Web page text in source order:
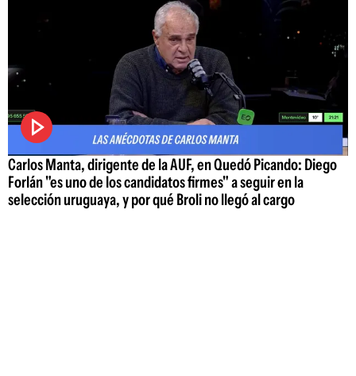
Carlos Manta, dirigente de la AUF, en Quedó Picando: Diego
Forlán "es uno de los candidatos firmes" a seguir en la
selección uruguaya, y por qué Broli no llegó al cargo